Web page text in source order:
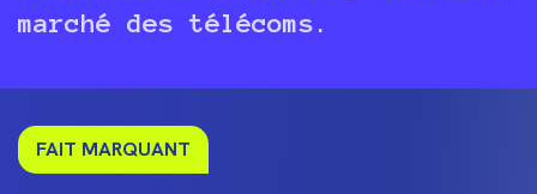
marché des télécoms.
FAIT MARQUANT